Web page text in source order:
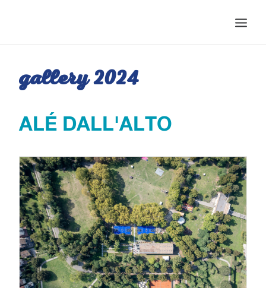
HOMEPAGE
EDIZIONI
NEWS
GALLERY 2024
ALÉ DALL'ALTO